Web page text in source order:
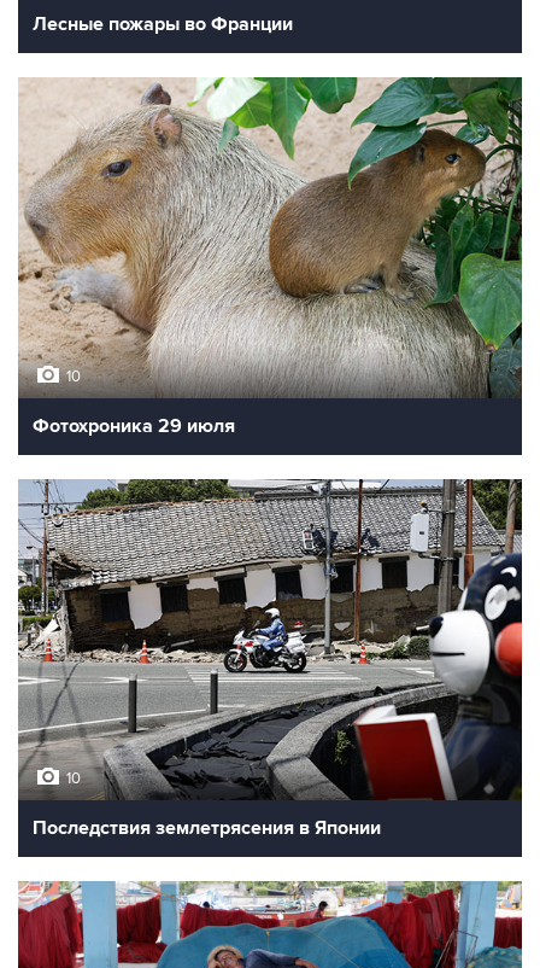
Лесные пожары во Франции
10
Фотохроника 29 июля
10
Последствия землетрясения в Японии